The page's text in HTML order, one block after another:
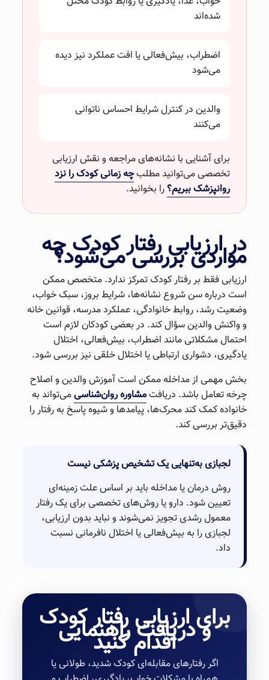
شده‌اند
اضطراب، بیش‌فعالی یا افت عملکرد نیز دیده
می‌شود
والدین در کنترل شرایط احساس ناتوانی
می‌کنند
برای آشنایی با نشانه‌های مراجعه و نقش ارزیابی
تخصصی می‌توانید مطلبچه زمانی کودک را نزد
روانپزشک ببریم؟را بخوانید.
در ارزیابی رفتار کودک چه
مواردی بررسی می‌شود؟
ارزیابی فقط بر رفتار کودک تمرکز ندارد. متخصص ممکن
است درباره سن شروع نشانه‌ها، شرایط بروز، سبک خواب،
وضعیت رشد، روابط خانوادگی، عملکرد مدرسه، قوانین خانه
و واکنش والدین سؤال کند. در بعضی کودکان لازم است
احتمال مشکلاتی مانند اضطراب، بیش‌فعالی، اختلال
یادگیری، دشواری ارتباطی یا اختلال خلقی نیز بررسی شود.
بخش مهمی از مداخله ممکن است آموزش والدین و اصلاح
چرخه تعامل باشد. دریافتمشاوره روان‌شناسیمی‌تواند به
خانواده کمک کند محرک‌ها، پیامدها و شیوه پاسخ به رفتار را
دقیق‌تر بررسی کند.
لجبازی به‌تنهایی یک تشخیص پزشکی نیست
روش درمان یا مداخله باید بر اساس علت زمینه‌ای
تعیین شود. دارو یا روش‌های تخصصی برای یک رفتار
معمول رشدی تجویز نمی‌شوند و نباید بدون ارزیابی،
لجبازی را به بیش‌فعالی یا اختلال نافرمانی نسبت
داد.
برای ارزیابی رفتار کودک
و دریافت راهنمایی
اقدام کنید
اگر رفتارهای مقابله‌ای کودک شدید، طولانی یا